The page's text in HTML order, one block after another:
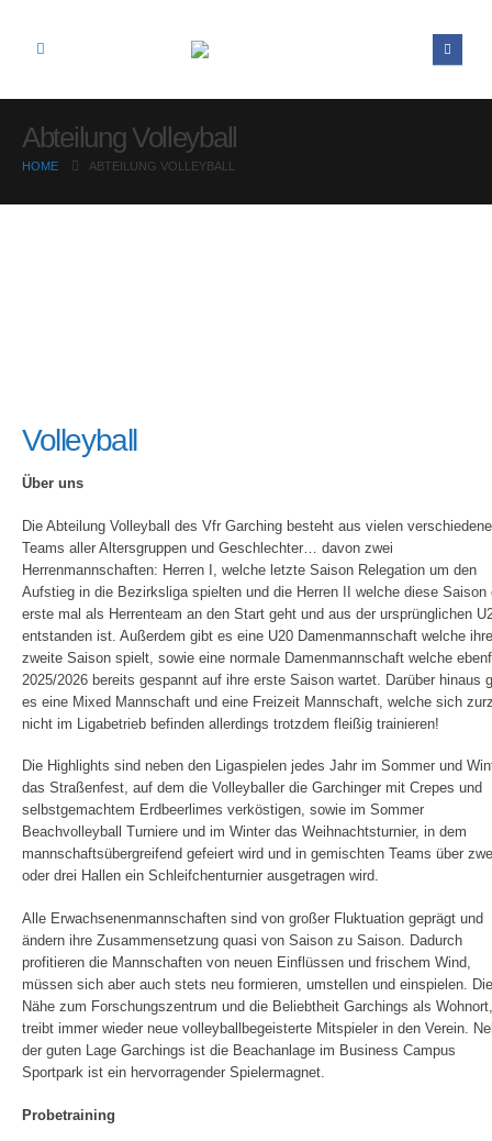
Abteilung Volleyball
HOME ABTEILUNG VOLLEYBALL
Volleyball
Über uns
Die Abteilung Volleyball des Vfr Garching besteht aus vielen
Teams aller Altersgruppen und Geschlechter… davon zwei
Herrenmannschaften: Herren I, welche letzte Saison Relegation um den
Aufstieg in die Bezirksliga spielten und die Herren II welche diese Saison
erste mal als Herrenteam an den Start geht und aus der ursprünglichen
entstanden ist. Außerdem gibt es eine U20 Damenmannschaft welche ihre
zweite Saison spielt, sowie eine normale Damenmannschaft welche
2025/2026 bereits gespannt auf ihre erste Saison wartet. Darüber hinaus
es eine Mixed Mannschaft und eine Freizeit Mannschaft, welche sich
nicht im Ligabetrieb befinden allerdings trotzdem fleißig trainieren!
Die Highlights sind neben den Ligaspielen jedes Jahr im Sommer und
das Straßenfest, auf dem die Volleyballer die Garchinger mit Crepes und
selbstgemachtem Erdbeerlimes verköstigen, sowie im Sommer
Beachvolleyball Turniere und im Winter das Weihnachtsturnier, in dem
mannschaftsübergreifend gefeiert wird und in gemischten Teams über
oder drei Hallen ein Schleifchenturnier ausgetragen wird.
Alle Erwachsenenmannschaften sind von großer Fluktuation geprägt und
ändern ihre Zusammensetzung quasi von Saison zu Saison. Dadurch
profitieren die Mannschaften von neuen Einflüssen und frischem Wind,
müssen sich aber auch stets neu formieren, umstellen und einspielen. Die
Nähe zum Forschungszentrum und die Beliebtheit Garchings als Wohnort,
treibt immer wieder neue volleyballbegeisterte Mitspieler in den Verein.
der guten Lage Garchings ist die Beachanlage im Business Campus
Sportpark ist ein hervorragender Spielermagnet.
Probetraining